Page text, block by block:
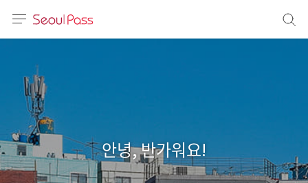
体)
안녕, 반가워요!